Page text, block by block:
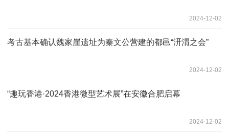
2024-12-02
考古基本确认魏家崖遗址为秦文公营建的都邑“汧渭之会”
2024-12-02
“趣玩香港·2024香港微型艺术展”在安徽合肥启幕
2024-12-02